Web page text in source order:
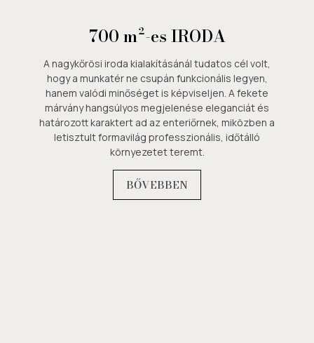
700 m²-es IRODA
A nagykőrösi iroda kialakításánál tudatos cél volt,
hogy a munkatér ne csupán funkcionális legyen,
hanem valódi minőséget is képviseljen. A fekete
márvány hangsúlyos megjelenése eleganciát és
határozott karaktert ad az enteriőrnek, miközben a
letisztult formavilág professzionális, időtálló
környezetet teremt.
BŐVEBBEN